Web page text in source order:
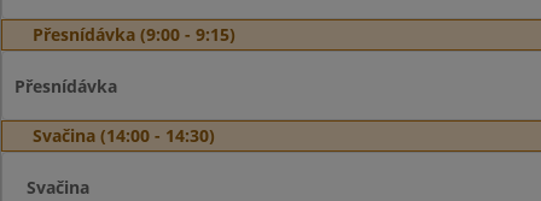
Přesnídávka (9:00 - 9:15)
Přesnídávka
Svačina (14:00 - 14:30)
Svačina